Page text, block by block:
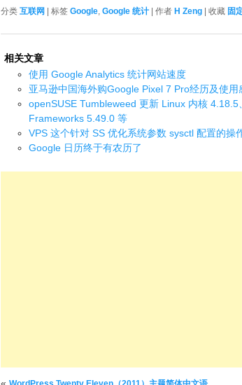
分类 互联网 | 标签 Google, Google 统计 | 作者 H Zeng | 收藏 固
相关文章
使用 Google Analytics 统计网站速度
亚马逊中国海外购Google Pixel 7 Pro经历及使用
openSUSE Tumbleweed 更新 Linux 内核
Frameworks 5.49.0 等
VPS 这个针对 SS 优化系统参数 sysctl 配置的操
Google 日历终于有农历了